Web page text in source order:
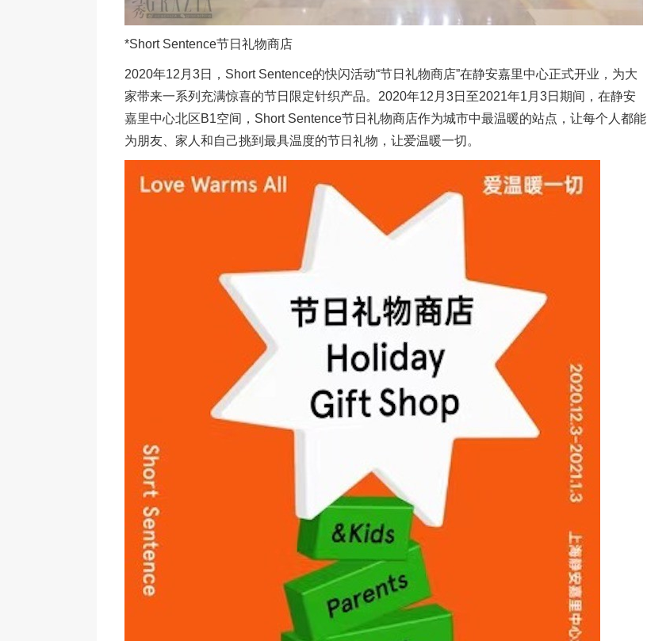
*Short Sentence节日礼物商店
2020年12月3日，Short Sentence的快闪活动“节日礼物商店”在静安嘉里中心正式开业，为大
家带来一系列充满惊喜的节日限定针织产品。2020年12月3日至2021年1月3日期间，在静安
嘉里中心北区B1空间，Short Sentence节日礼物商店作为城市中最温暖的站点，让每个人都能
为朋友、家人和自己挑到最具温度的节日礼物，让爱温暖一切。